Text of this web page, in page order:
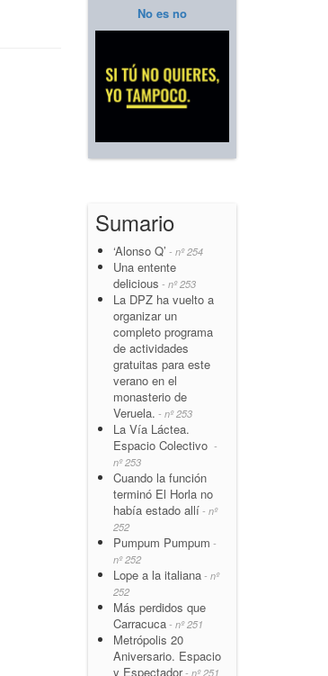
No es no
Sumario
‘Alonso Q’ - nº 254
Una entente
delicious - nº 253
La DPZ ha vuelto a
organizar un
completo programa
de actividades
gratuitas para este
verano en el
monasterio de
Veruela. - nº 253
La Vía Láctea.
Espacio Colectivo -
nº 253
Cuando la función
terminó El Horla no
había estado allí - nº
252
Pumpum Pumpum -
nº 252
Lope a la italiana - nº
252
Más perdidos que
Carracuca - nº 251
Metrópolis 20
Aniversario. Espacio
y Espectador- nº 251